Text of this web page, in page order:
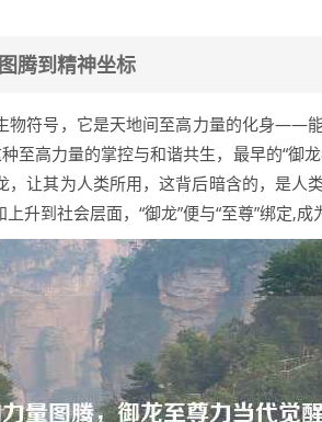
腾到精神坐标
物符号，它是天地间至高力量的化身——
至高力量的掌控与和谐共生，最早的“御
让其为人类所用，这背后暗含的，是人
升到社会层面，“御龙”便与“至尊”绑定,成